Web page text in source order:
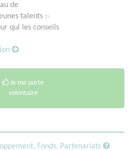
de
talents :-
qui les conseils
Je me porte
volontaire
Fonds, Partenariats